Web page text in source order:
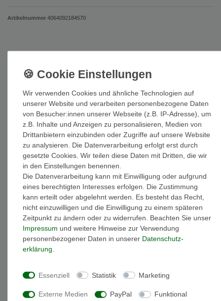
Artikelnummer 4064092184570
36,00 EUR
Auf Lager: Auslieferung innerhalb von 1-3 Tagen nach
In den Warenkorb
Wunschliste
* inkl. ges. MwSt. zzgl.Versandkosten
Wir verwenden Cookies und ähnliche Technologien auf
unserer Website und verarbeiten personenbezogene Daten
von Besucher:innen unserer Webseite (z.B. IP-Adresse), um
z.B. Inhalte und Anzeigen zu personalisieren, Medien von
Drittanbietern einzubinden oder Zugriffe auf unsere Website
zu analysieren. Die Datenverarbeitung erfolgt erst durch
gesetzte Cookies. Wir teilen diese Daten mit Dritten, die wir
in den Einstellungen benennen.
Die Datenverarbeitung kann mit Einwilligung oder aufgrund
eines berechtigten Interesses erfolgen. Die Zustimmung
kann erteilt oder abgelehnt werden. Es besteht das Recht,
nicht einzuwilligen und die Einwilligung zu einem späteren
Zeitpunkt zu ändern oder zu widerrufen. Beachten Sie unser
Impressum und weitere Hinweise zur Verwendung
personenbezogener Daten in unserer Daten­schutz­
erklärung
Essenziell Statistik Marketing
Externe Medien PayPal Funktional